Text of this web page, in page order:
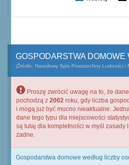
GOSPODARSTWA DOMOWE
(Źródło: Narodowy Spis Powszechny Ludności i
Proszę zwrócić uwagę na to, że
pochodzą z 2002 roku, gdy liczba
i mogą już być mocno nieaktualne.
dane tego typu dla miejscowości
są tutaj dla kompletności w myśl zasady
żadne.
Gospodarstwa domowe według liczby